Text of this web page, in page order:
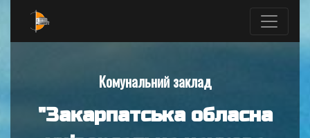
Комунальний заклад
"Закарпатська обласна